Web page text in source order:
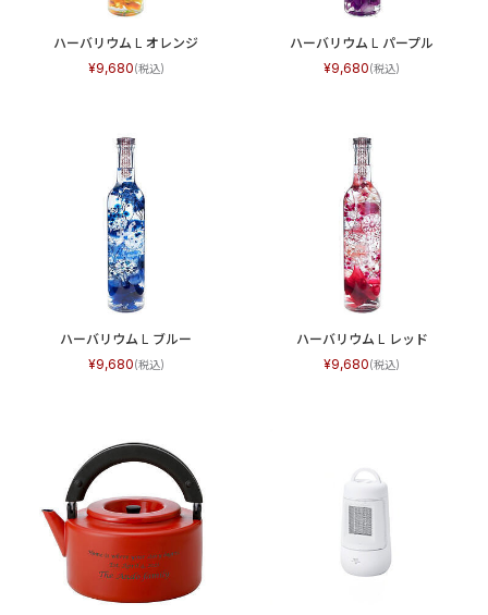
ハーバリウム L オレンジ
9,680
ハーバリウム L パープル
9,680
ハーバリウム L ブルー
9,680
ハーバリウム L レッド
9,680